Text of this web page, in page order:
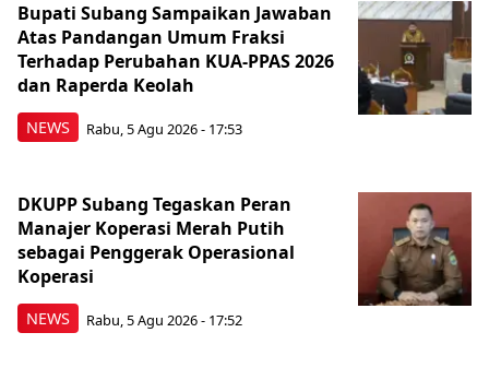
NEWS
Bupati Subang Sampaikan Jawaban
Atas Pandangan Umum Fraksi
Terhadap Perubahan KUA-PPAS 2026
dan Raperda Keolah
Rabu, 5 Agu 2026 - 17:53
NEWS
DKUPP Subang Tegaskan Peran
Manajer Koperasi Merah Putih
sebagai Penggerak Operasional
Koperasi
Rabu, 5 Agu 2026 - 17:52